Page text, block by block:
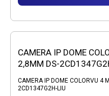
CAMERA IP DOME
2,8MM DS-
CAMERA IP DOME COLORVU 4
2CD1347G2H-LIU